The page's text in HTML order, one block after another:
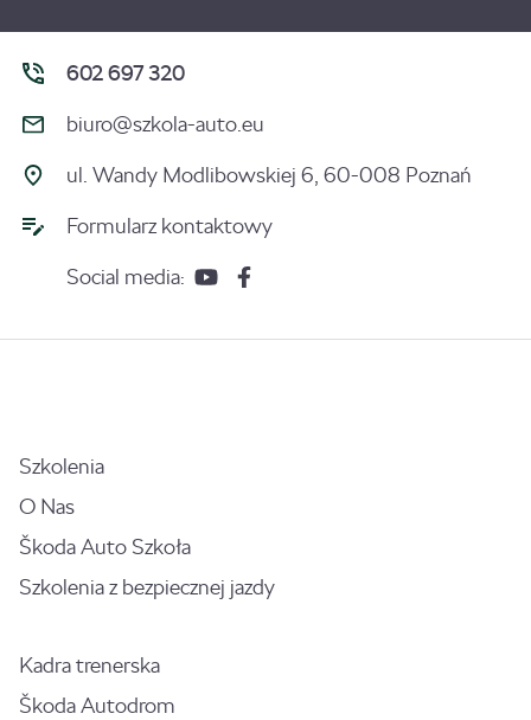
602 697 320
biuro@szkola-auto.eu
ul. Wandy Modlibowskiej 6, 60-008 Poznań
Formularz kontaktowy
Social media:
Szkolenia
O Nas
Škoda Auto Szkoła
Szkolenia z bezpiecznej jazdy
Kadra trenerska
Škoda Autodrom